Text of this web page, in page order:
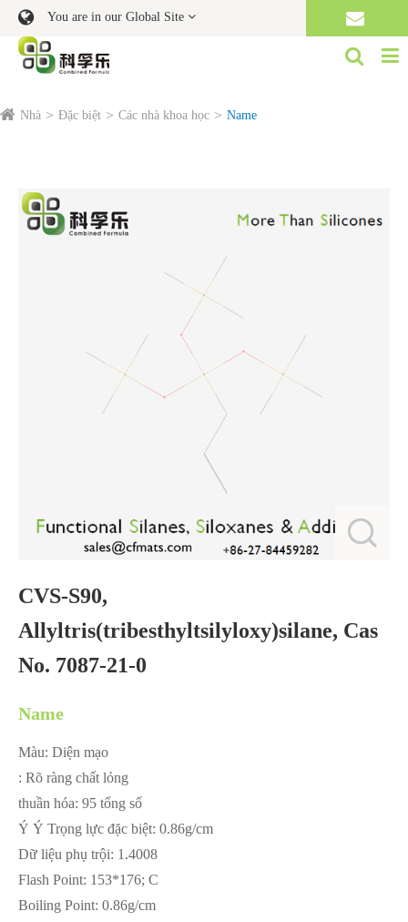
You are in our Global Site
Nhà Đặc biệt Các nhà khoa học Name
CVS-S90,
Allyltris(tribesthyltsilyloxy)silane, Cas
No. 7087-21-0
Name
Màu: Diện mạo
: Rõ ràng chất lỏng
thuần hóa: 95 tổng số
Ý Ý Trọng lực đặc biệt: 0.86g/cm
Dữ liệu phụ trội: 1.4008
Flash Point: 153*176; C
Boiling Point: 0.86g/cm